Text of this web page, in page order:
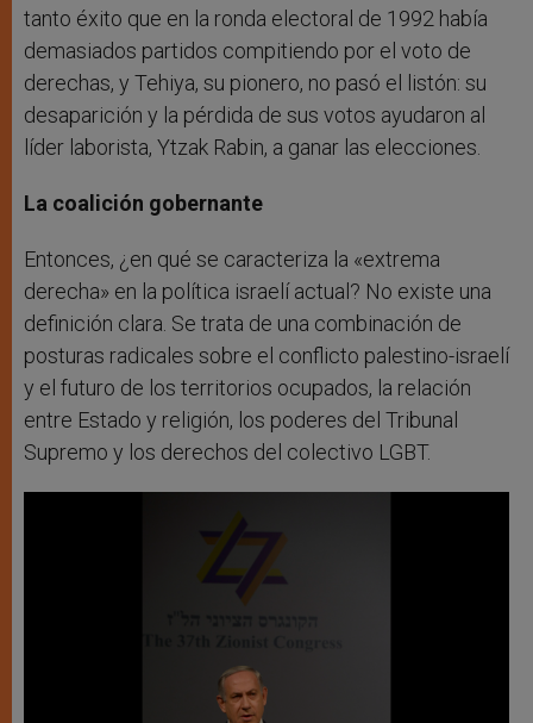
tanto éxito que en la ronda electoral de 1992 había
demasiados partidos compitiendo por el voto de
derechas, y Tehiya, su pionero, no pasó el listón: su
desaparición y la pérdida de sus votos ayudaron al
líder laborista, Ytzak Rabin, a ganar las elecciones.
La coalición gobernante
Entonces, ¿en qué se caracteriza la «extrema
derecha» en la política israelí actual? No existe una
definición clara. Se trata de una combinación de
posturas radicales sobre el conflicto palestino-israelí
y el futuro de los territorios ocupados, la relación
entre Estado y religión, los poderes del Tribunal
Supremo y los derechos del colectivo LGBT.